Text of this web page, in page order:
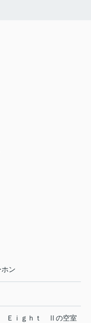
ン
Ｅｉｇｈｔ Ⅱの空室